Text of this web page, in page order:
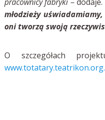
młodzieży
oni tworzą swoją
O szczegółach